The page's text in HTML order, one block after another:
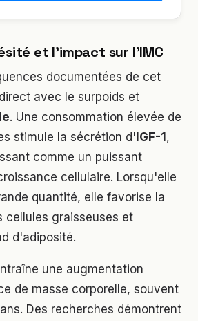
et l'impact sur l'IMC
documentées de cet
avec le surpoids et
. Une consommation élevée de
stimule la sécrétion d'IGF-1,
comme un puissant
cellulaire. Lorsqu'elle
quantité, elle favorise la
cellules graisseuses et
d'adiposité.
une augmentation
de masse corporelle, souvent
Des recherches démontrent